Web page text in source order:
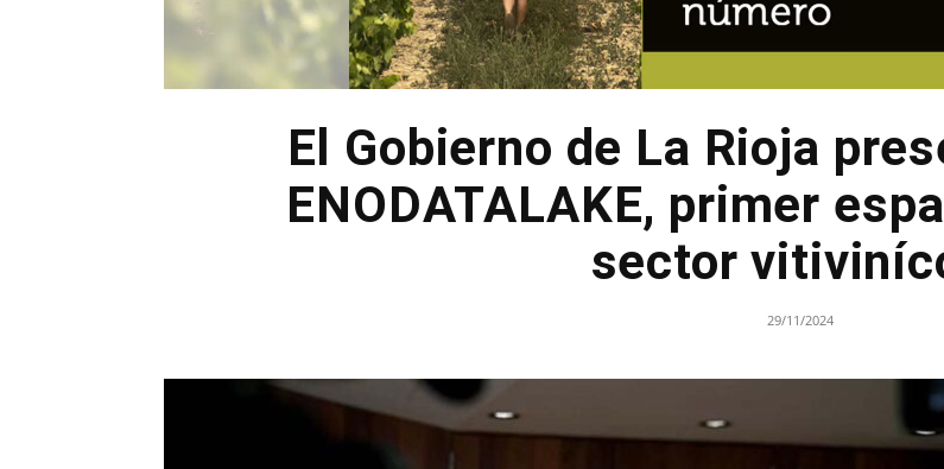
El Gobierno de La Rioja
ENODATALAKE, primer
sector
29/11/2024